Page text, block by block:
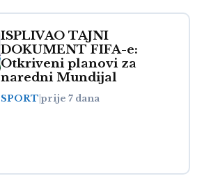
ISPLIVAO TAJNI
DOKUMENT FIFA-e:
Otkriveni planovi za
naredni Mundijal
SPORT prije 7 dana